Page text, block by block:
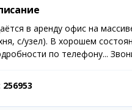
в аренду офис на
с/узел). В хорошем
по телефону...
256953